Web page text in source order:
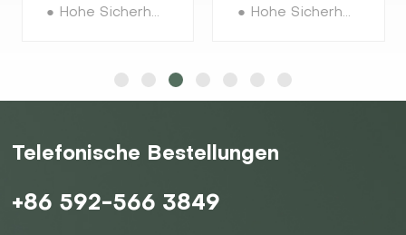
LiFePO4-Akkus ● Hohe Sicherheit: Hochwertige LiFePO4-Lithiumbatterie der Güteklasse A+ ● Lange Lebensdauer: ≧6000 Zyklen ● Integriertes BMS: Intelligentes Managementsystem ● Kommunikation: RS485, CAN-Kommunikationsunterstützung ● Modularer Aufbau ermöglicht Erweiterung, maximale Anzahl an Kombinationen/Gesamtleistung: ×16 ● Zertifizierung: IEC62619 / UL1973 / UL9540A / CE-EMC / UN38.3 / FCC
SIE MEHR
für LiFePO4-Batterien
● Hohe Sicherheit: Verwendung der fortschrittlichsten Lithium-Eisenphosphat-Batteriekerntechnologie ● Einfache Erweiterung: Multiparallele Konfiguration, bis zu 16 Sätze (81,92 kWh) ● Lange Lebensdauer: ≧6000 Zyklen ● Integriertes BMS: Extrem sicherer integrierter BMS-Schutz ● Fernzugriff mit Bluetooth/WiFi zur Überwachung, um Betriebs- und Wartungskosten zu senken ● Zertifizierung: IEC62619 / UL1973 / UL9540A / CE-EMC / UN38.3 / FCC
Telefonische Bestellungen
+86 592-566 3849